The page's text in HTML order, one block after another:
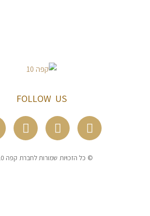
FOLLOW US
© כל הזכויות שמורות לחברת קפה 10 ©